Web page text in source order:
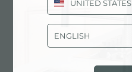
Scheda Tecnica
UNITED STATES
ENGLISH